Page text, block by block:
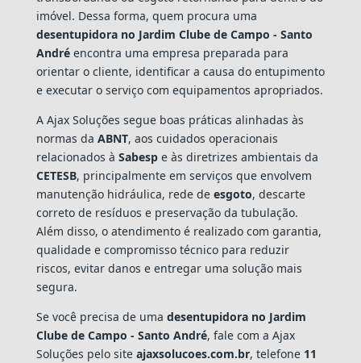
imóvel. Dessa forma, quem procura uma
desentupidora no Jardim Clube de Campo - Santo
Andréencontra uma empresa preparada para
orientar o cliente, identificar a causa do entupimento
e executar o serviço com equipamentos apropriados.
A Ajax Soluções segue boas práticas alinhadas às
normas da ABNT, aos cuidados operacionais
relacionados à Sabespe às diretrizes ambientais da
CETESB, principalmente em serviços que envolvem
manutenção hidráulica, rede de esgoto, descarte
correto de resíduos e preservação da tubulação.
Além disso, o atendimento é realizado com garantia,
qualidade e compromisso técnico para reduzir
riscos, evitar danos e entregar uma solução mais
segura.
Se você precisa de uma desentupidora no Jardim
Clube de Campo - Santo André, fale com a Ajax
Soluções pelo site ajaxsolucoes.com.br, telefone 11